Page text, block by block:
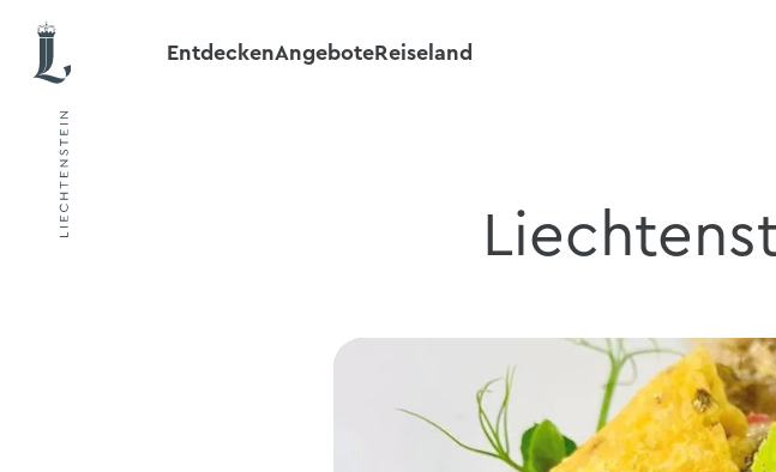
EntdeckenAngeboteReiseland